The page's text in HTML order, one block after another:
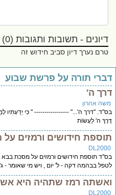
דיונים - תשובות ותגובות (0)
טרם נערך דיון סביב חידוש זה
תורה על פרשת שבוע
ה'
אהרון
"דרך ה'..." ----------------- " כִּי יְדַעְתִּיו לְמַעַן
ה' לַעֲשׂוֹת
חידושים ורמזים על
בבהמה דקה - ל' יום , ויש מי שאומר - ג'
רמז שתהיה היא